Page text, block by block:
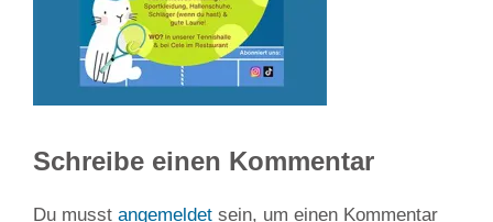
Schreibe einen Kommentar
Du musst angemeldet sein, um einen Kommentar